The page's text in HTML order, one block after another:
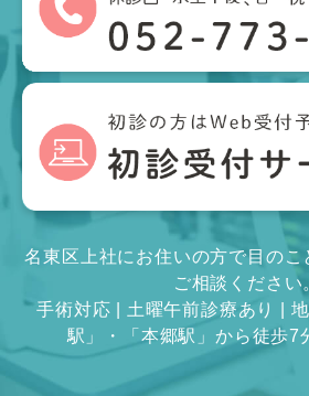
名東区上社にお住いの方で目のこ
ご相談ください
手術対応 | 土曜午前診療あり |
駅」・「本郷駅」から徒歩7